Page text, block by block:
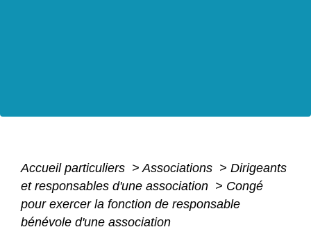
Accueil particuliers > Associations > Dirigeants
et responsables d'une association > Congé
pour exercer la fonction de responsable
bénévole d'une association